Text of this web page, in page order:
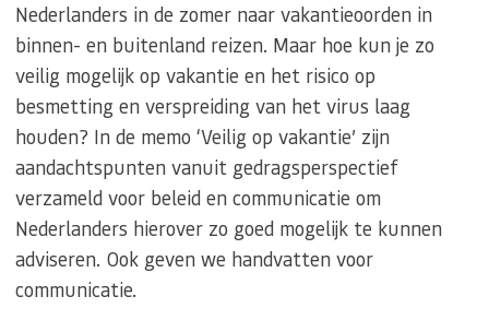
Nederlanders in de zomer naar vakantieoorden in
binnen- en buitenland reizen. Maar hoe kun je zo
veilig mogelijk op vakantie en het risico op
besmetting en verspreiding van het virus laag
houden? In de memo ‘Veilig op vakantie’ zijn
aandachtspunten vanuit gedragsperspectief
verzameld voor beleid en communicatie om
Nederlanders hierover zo goed mogelijk te kunnen
adviseren. Ook geven we handvatten voor
communicatie.